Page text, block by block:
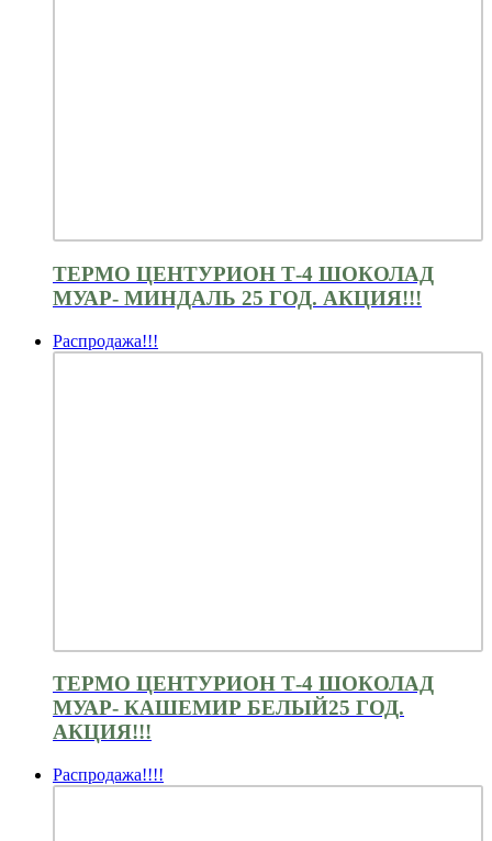
ТЕРМО ЦЕНТУРИОН Т-4 ШОКОЛАД
МУАР- МИНДАЛЬ 25 ГОД. АКЦИЯ!!!
Распродажа!!!
ТЕРМО ЦЕНТУРИОН Т-4 ШОКОЛАД
МУАР- КАШЕМИР БЕЛЫЙ25 ГОД.
АКЦИЯ!!!
Распродажа!!!!